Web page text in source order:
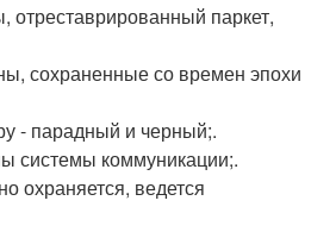
отреставрированный паркет,
сохраненные со времен эпохи
- парадный и черный;.
системы коммуникации;.
охраняется, ведется